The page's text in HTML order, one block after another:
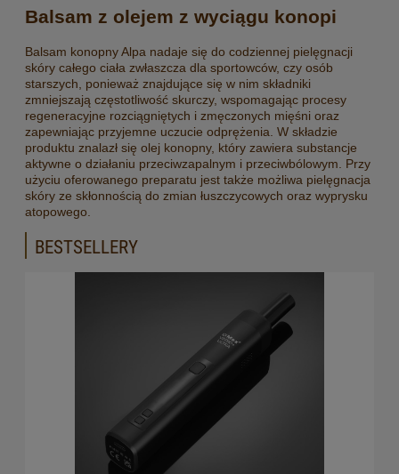
Balsam z olejem z wyciągu konopi
Balsam konopny Alpa nadaje się do codziennej pielęgnacji
skóry całego ciała zwłaszcza dla sportowców, czy osób
starszych, ponieważ znajdujące się w nim składniki
zmniejszają częstotliwość skurczy, wspomagając procesy
regeneracyjne rozciągniętych i zmęczonych mięśni oraz
zapewniając przyjemne uczucie odprężenia. W składzie
produktu znalazł się olej konopny, który zawiera substancje
aktywne o działaniu przeciwzapalnym i przeciwbólowym. Przy
użyciu oferowanego preparatu jest także możliwa pielęgnacja
skóry ze skłonnością do zmian łuszczycowych oraz wyprysku
atopowego.
BESTSELLERY